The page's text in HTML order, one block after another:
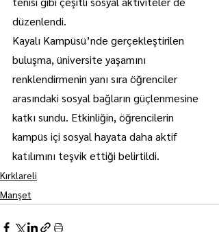
düzenlendi.
Kayalı Kampüsü’nde gerçekleştirilen
buluşma, üniversite yaşamını
renklendirmenin yanı sıra öğrenciler
arasındaki sosyal bağların güçlenmesine
katkı sundu. Etkinliğin, öğrencilerin
kampüs içi sosyal hayata daha aktif
katılımını teşvik ettiği belirtildi.
Kırklareli
Manşet